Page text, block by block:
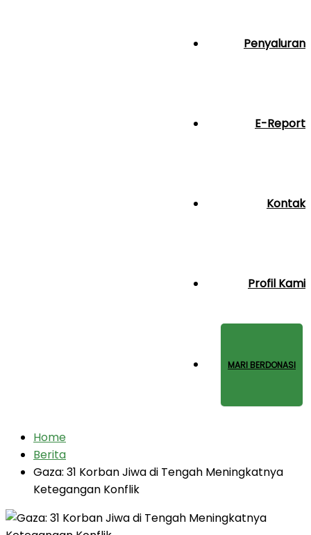
Penyaluran
E-Report
Kontak
Profil Kami
MARI BERDONASI
Home
Berita
Gaza: 31 Korban Jiwa di Tengah Meningkatnya
Ketegangan Konflik